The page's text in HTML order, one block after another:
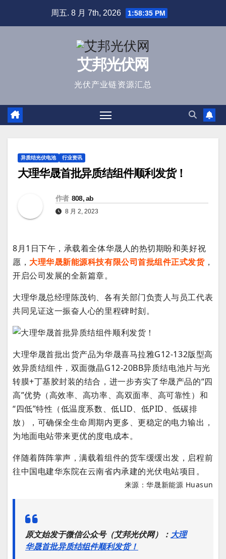
周五. 8 月 7th, 2026 1:58:35 PM
艾邦光伏网
光伏产业链资源汇总
异质结光伏电池 行业资讯
大理华晟首批异质结组件顺利发货！
作者 808, ab
8 月 2, 2023
8月1日下午，承载着全体华晟人的热切期盼和美好祝
愿， 大理华晟新能源科技有限公司首批组件正式发货，
开启公司发展的全新篇章。
大理华晟总经理陈茂钧、各有关部门负责人与员工代表
共同见证这一振奋人心的里程碑时刻。
大理华晟首批出货产品为华晟喜马拉雅G12-132版型高
效异质结组件，双面微晶G12-20BB异质结电池片与光
转膜+丁基胶封装的结合，进一步夯实了华晟产品的“四
高”优势（高效率、高功率、高双面率、高可靠性）和
“四低”特性（低温度系数、低LID、低PID、低碳排
放），可确保全生命周期内更多、更稳定的电力输出，
为地面电站带来更优的度电成本。
伴随着阵阵掌声，满载着组件的货车缓缓出发，启程前
往中国电建华东院在云南省内承建的光伏电站项目。
来源：华晟新能源 Huasun
原文始发于微信公众号（艾邦光伏网）： 大理
华晟首批异质结组件顺利发货！